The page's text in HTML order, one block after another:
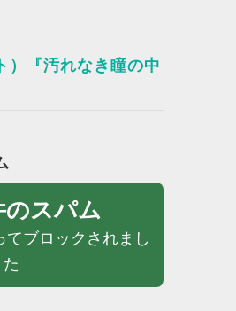
）『汚れなき瞳の中
スパム
てブロックされまし
た